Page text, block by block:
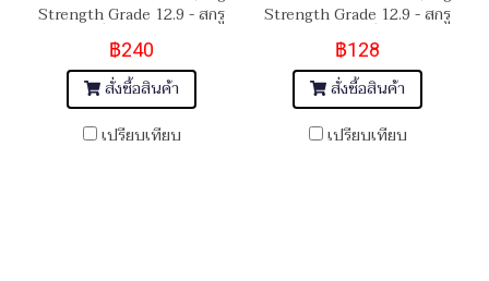
Strength Grade 12.9 - สกรู
น็อตหัวเหลี่ยมดำ M18x1.5x80
฿240
สั่งซื้อสินค้า
เปรียบเทียบ
Strength Grade 12.9 - สกรู
น็อตหัวเหลี่ยมดำ
M18x1.5x100
฿128
สั่งซื้อสินค้า
เปรียบเทียบ